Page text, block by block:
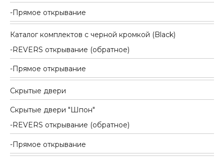
Прямое открывание
Каталог комплектов c черной кромкой (Black)
REVERS открывание (обратное)
Прямое открывание
Скрытые двери
Скрытые двери "Шпон"
REVERS открывание (обратное)
Прямое открывание